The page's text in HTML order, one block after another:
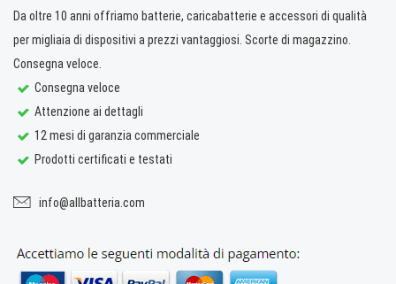
Da oltre 10 anni offriamo batterie, caricabatterie e accessori di qualità
per migliaia di dispositivi a prezzi vantaggiosi. Scorte di magazzino.
Consegna veloce.
Consegna veloce
Attenzione ai dettagli
12 mesi di garanzia commerciale
Prodotti certificati e testati
info@allbatteria.com